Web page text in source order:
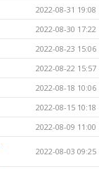
2022-08-31 19:08
2022-08-30 17:22
2022-08-23 15:06
2022-08-22 15:57
2022-08-18 10:06
2022-08-15 10:18
2022-08-09 11:00
2022-08-03 09:25